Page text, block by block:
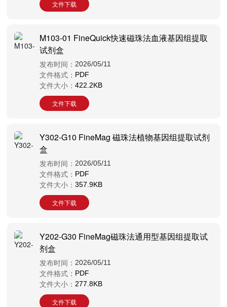
文件下载
M103-01 FineQuick快速磁珠法血液基因组提取
试剂盒
发布时间：2026/05/11
文件格式： PDF
文件大小：422.2KB
文件下载
Y302-G10 FineMag 磁珠法植物基因组提取试剂
盒
发布时间：2026/05/11
文件格式： PDF
文件大小：357.9KB
文件下载
Y202-G30 FineMag磁珠法通用型基因组提取试
剂盒
发布时间：2026/05/11
文件格式： PDF
文件大小：277.8KB
文件下载